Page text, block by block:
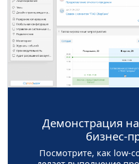
Демонстрация
бизнес-
Посмотрите, как low-